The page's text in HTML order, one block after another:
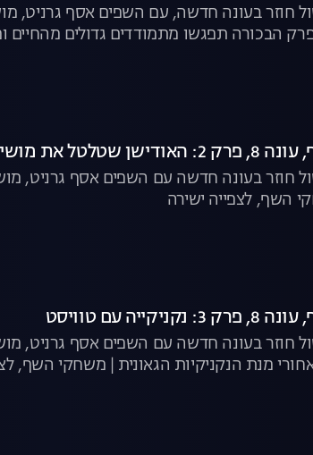
הבכורה תפגשו מתמודדים גדולים מהחיים
שטלטל את מושיק
חוזר בעונה חדשה עם השפים אסף גרניט,
השף, לצפייה ישירה
עם טוויסט
חוזר בעונה חדשה עם השפים אסף גרניט,
מנת הנקניקיות הגאונית | משחקי השף,